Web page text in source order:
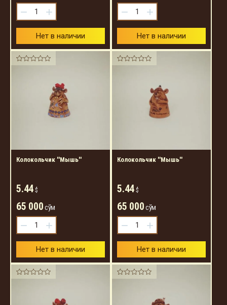
− +
Нет в наличии
− +
Нет в наличии
Колокольчик ''Мышь''
5.44 $
65 000сўм
− +
Нет в наличии
Колокольчик ''Мышь''
5.44 $
65 000сўм
− +
Нет в наличии